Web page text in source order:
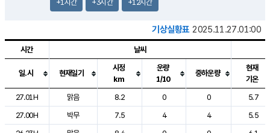
+1시간 +3시간 +12시간
기상실황표 2025.11.27.01:00
도시별 기상실황표로 지점, 날씨, 기온, 강수, 바람, 기압등을 안내한 표입
시간 날씨
일.시 현재일기
시정
km
운량
1/10
중하운량
현재
기온
27.01H
맑음 8.2 0 0
5.7
27.00H
박무 7.5 4 4
5.5